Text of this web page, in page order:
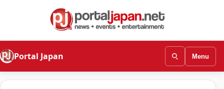
Portal Japan Menu